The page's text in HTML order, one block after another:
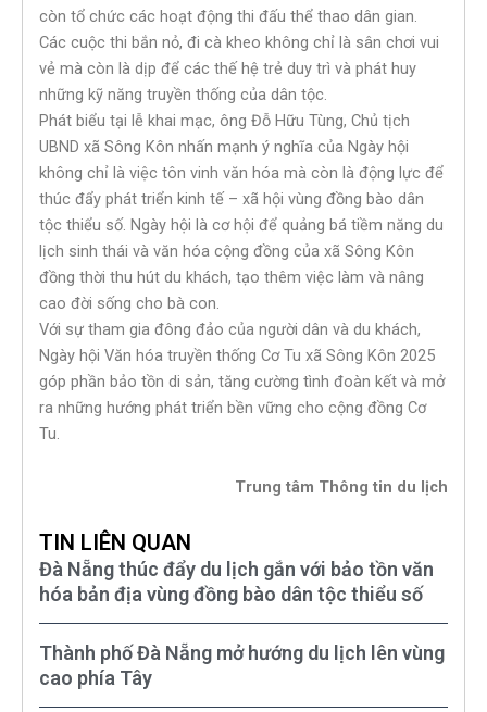
còn tổ chức các hoạt động thi đấu thể thao dân gian.
Các cuộc thi bắn nỏ, đi cà kheo không chỉ là sân chơi vui
vẻ mà còn là dịp để các thế hệ trẻ duy trì và phát huy
những kỹ năng truyền thống của dân tộc.
Phát biểu tại lễ khai mạc, ông Đỗ Hữu Tùng, Chủ tịch
UBND xã Sông Kôn nhấn mạnh ý nghĩa của Ngày hội
không chỉ là việc tôn vinh văn hóa mà còn là động lực để
thúc đẩy phát triển kinh tế – xã hội vùng đồng bào dân
tộc thiểu số. Ngày hội là cơ hội để quảng bá tiềm năng du
lịch sinh thái và văn hóa cộng đồng của xã Sông Kôn
đồng thời thu hút du khách, tạo thêm việc làm và nâng
cao đời sống cho bà con.
Với sự tham gia đông đảo của người dân và du khách,
Ngày hội Văn hóa truyền thống Cơ Tu xã Sông Kôn 2025
góp phần bảo tồn di sản, tăng cường tình đoàn kết và mở
ra những hướng phát triển bền vững cho cộng đồng Cơ
Tu.
Trung tâm Thông tin du lịch
TIN LIÊN QUAN
Đà Nẵng thúc đẩy du lịch gắn với bảo tồn văn
hóa bản địa vùng đồng bào dân tộc thiểu số
Thành phố Đà Nẵng mở hướng du lịch lên vùng
cao phía Tây